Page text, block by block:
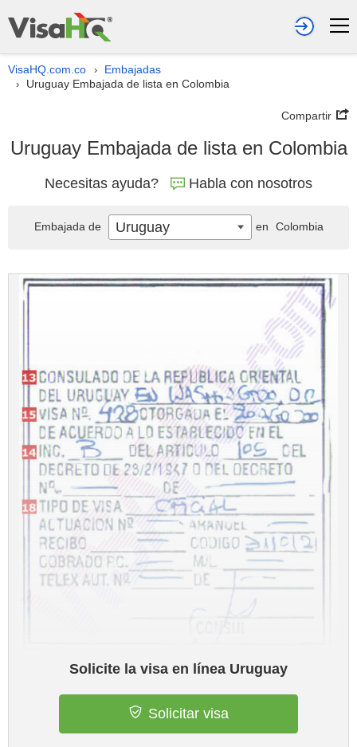
VisaHQ.com.co › Embajadas
› Uruguay Embajada de lista en Colombia
Compartir
Uruguay Embajada de lista en Colombia
Necesitas ayuda? Habla con nosotros
Solicite la visa en línea Uruguay
Solicitar visa
Embajada de Uruguay en Colombia